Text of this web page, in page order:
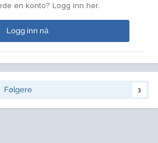
en konto? Logg inn her.
Logg inn nå
Følgere 3